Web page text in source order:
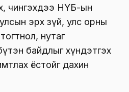
чингэхдээ НҮБ-ын
эрх зүй, улс орны
нутаг
байдлыг хүндэтгэх
ёстойг дахин